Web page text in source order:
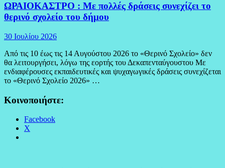
ΩΡΑΙΟΚΑΣΤΡΟ : Με πολλές δράσεις συνεχίζει το
θερινό σχολείο του δήμου
30 Ιουλίου 2026
Από τις 10 έως τις 14 Αυγούστου 2026 το «Θερινό Σχολείο» δεν
θα λειτουργήσει, λόγω της εορτής του Δεκαπενταύγουστου Με
ενδιαφέρουσες εκπαιδευτικές και ψυχαγωγικές δράσεις συνεχίζεται
το «Θερινό Σχολείο 2026» …
Κοινοποιήστε:
Facebook
X